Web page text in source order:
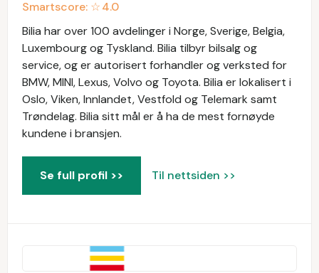
Smartscore: ☆4.0
Bilia har over 100 avdelinger i Norge, Sverige, Belgia,
Luxembourg og Tyskland. Bilia tilbyr bilsalg og
service, og er autorisert forhandler og verksted for
BMW, MINI, Lexus, Volvo og Toyota. Bilia er lokalisert i
Oslo, Viken, Innlandet, Vestfold og Telemark samt
Trøndelag. Bilia sitt mål er å ha de mest fornøyde
kundene i bransjen.
Se full profil >> Til nettsiden >>